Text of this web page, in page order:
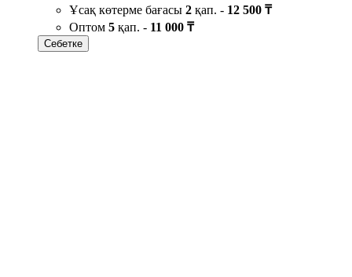
Ұсақ көтерме бағасы 2 қап. - 12 500 ₸
Оптом 5 қап. - 11 000 ₸
Себетке